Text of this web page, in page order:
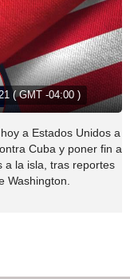
( GMT -04:00 )
a Estados Unidos a
Cuba y poner fin a
a la isla, tras reportes
Washington.